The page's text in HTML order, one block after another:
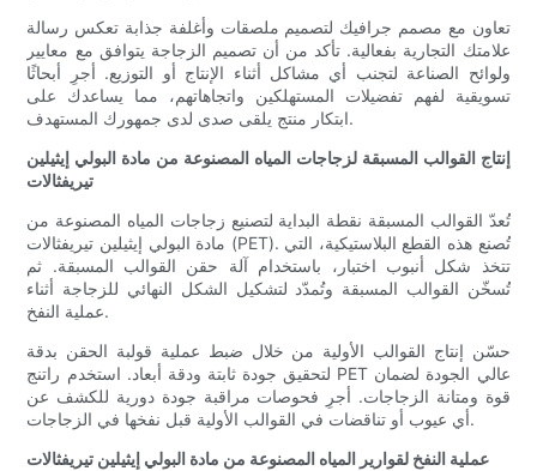
تعاون مع مصمم جرافيك لتصميم ملصقات وأغلفة جذابة تعكس رسالة
علامتك التجارية بفعالية. تأكد من أن تصميم الزجاجة يتوافق مع معايير
ولوائح الصناعة لتجنب أي مشاكل أثناء الإنتاج أو التوزيع. أجرِ أبحاثًا
تسويقية لفهم تفضيلات المستهلكين واتجاهاتهم، مما يساعدك على
ابتكار منتج يلقى صدى لدى جمهورك المستهدف.
إنتاج القوالب المسبقة لزجاجات المياه المصنوعة من مادة البولي إيثيلين
تيريفثالات
تُعدّ القوالب المسبقة نقطة البداية لتصنيع زجاجات المياه المصنوعة من
مادة البولي إيثيلين تيريفثالات (PET). تُصنع هذه القطع البلاستيكية، التي
تتخذ شكل أنبوب اختبار، باستخدام آلة حقن القوالب المسبقة. ثم
تُسخّن القوالب المسبقة وتُمدّد لتشكيل الشكل النهائي للزجاجة أثناء
عملية النفخ.
حسّن إنتاج القوالب الأولية من خلال ضبط عملية قولبة الحقن بدقة
لتحقيق جودة ثابتة ودقة أبعاد. استخدم راتنج PET عالي الجودة لضمان
قوة ومتانة الزجاجات. أجرِ فحوصات مراقبة جودة دورية للكشف عن
أي عيوب أو تناقضات في القوالب الأولية قبل نفخها في الزجاجات.
عملية النفخ لقوارير المياه المصنوعة من مادة البولي إيثيلين تيريفثالات